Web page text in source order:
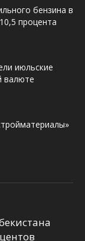
бензина в
процента
июльские
валюте